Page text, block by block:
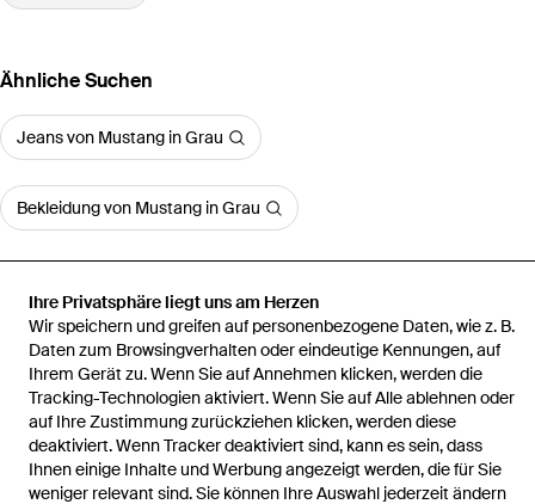
Ihre Privatsphäre liegt uns am Herzen
Wir speichern und greifen auf personenbezogene Daten, wie z. B.
Daten zum Browsingverhalten oder eindeutige Kennungen, auf
Ihrem Gerät zu. Wenn Sie auf Annehmen klicken, werden die
Tracking-Technologien aktiviert. Wenn Sie auf Alle ablehnen oder
auf Ihre Zustimmung zurückziehen klicken, werden diese
deaktiviert. Wenn Tracker deaktiviert sind, kann es sein, dass
Ihnen einige Inhalte und Werbung angezeigt werden, die für Sie
weniger relevant sind. Sie können Ihre Auswahl jederzeit ändern
Ähnliche Suchen
Jeans von Mustang in Grau
Bekleidung von Mustang in Grau
Startseite Herren Jeans Herren Jeans Oregon Tapered Fit
Hilfe und Informationen